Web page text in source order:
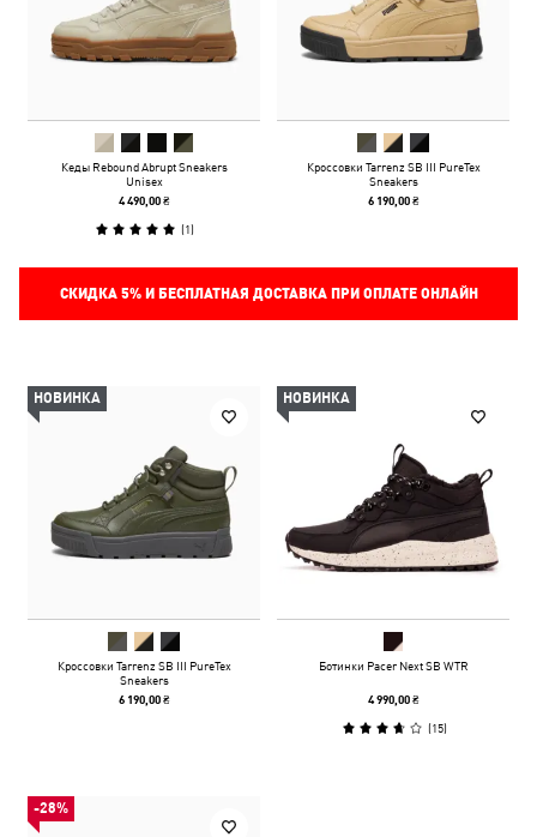
Кеды Rebound Abrupt Sneakers
Unisex
4 490,00 ₴
(1)
Кроссовки Tarrenz SB III PureTex
Sneakers
6 190,00 ₴
СКИДКА 5%И БЕСПЛАТНАЯ ДОСТАВКА ПРИ ОПЛАТЕ ОНЛАЙН
НОВИНКА
Кроссовки Tarrenz SB III PureTex
Sneakers
6 190,00 ₴
НОВИНКА
Ботинки Pacer Next SB WTR
4 990,00 ₴
(15)
-28%